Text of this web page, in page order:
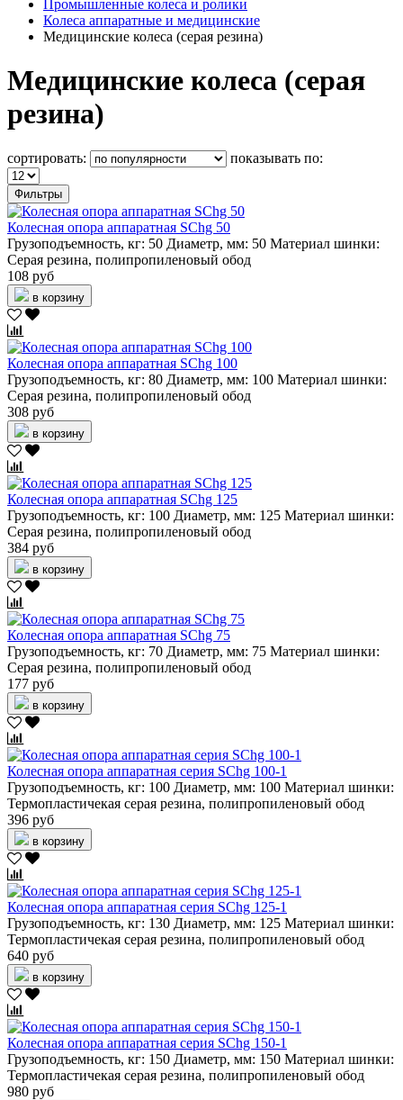
Промышленные колеса и ролики
Колеса аппаратные и медицинские
Медицинские колеса (серая резина)
Медицинские колеса (серая
резина)
сортировать: показывать по:
Фильтры
Колесная опора аппаратная SChg 50
Грузоподъемность, кг: 50 Диаметр, мм: 50 Материал шинки:
Серая резина, полипропиленовый обод
108 руб
в корзину
Колесная опора аппаратная SChg 100
Грузоподъемность, кг: 80 Диаметр, мм: 100 Материал шинки:
Серая резина, полипропиленовый обод
308 руб
в корзину
Колесная опора аппаратная SChg 125
Грузоподъемность, кг: 100 Диаметр, мм: 125 Материал шинки:
Серая резина, полипропиленовый обод
384 руб
в корзину
Колесная опора аппаратная SChg 75
Грузоподъемность, кг: 70 Диаметр, мм: 75 Материал шинки:
Серая резина, полипропиленовый обод
177 руб
в корзину
Колесная опора аппаратная серия SChg 100-1
Грузоподъемность, кг: 100 Диаметр, мм: 100 Материал шинки:
Термопластичекая серая резина, полипропиленовый обод
396 руб
в корзину
Колесная опора аппаратная серия SChg 125-1
Грузоподъемность, кг: 130 Диаметр, мм: 125 Материал шинки:
Термопластичекая серая резина, полипропиленовый обод
640 руб
в корзину
Колесная опора аппаратная серия SChg 150-1
Грузоподъемность, кг: 150 Диаметр, мм: 150 Материал шинки:
Термопластичекая серая резина, полипропиленовый обод
980 руб